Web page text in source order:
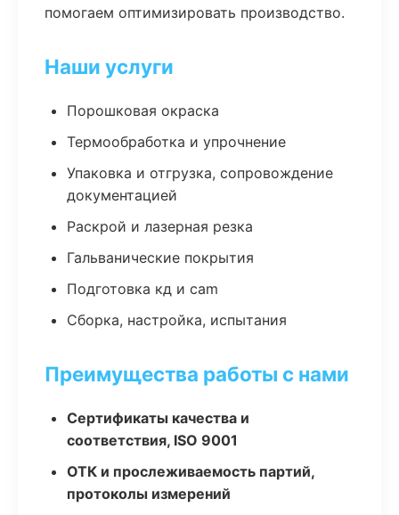
помогаем оптимизировать производство.
Наши услуги
Порошковая окраска
Термообработка и упрочнение
Упаковка и отгрузка, сопровождение
документацией
Раскрой и лазерная резка
Гальванические покрытия
Подготовка кд и cam
Сборка, настройка, испытания
Преимущества работы с нами
Сертификаты качества и
соответствия, ISO 9001
ОТК и прослеживаемость партий,
протоколы измерений